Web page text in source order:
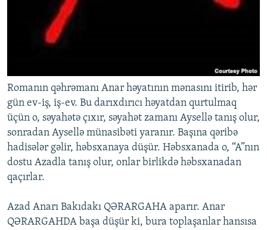
Romanın qəhrəmanı Anar həyatının mənasını itirib, hər
gün ev-iş, iş-ev. Bu darıxdırıcı həyatdan qurtulmaq
üçün o, səyahətə çıxır, səyahət zamanı Aysellə tanış olur,
sonradan Aysellə münasibəti yaranır. Başına qəribə
hadisələr gəlir, həbsxanaya düşür. Həbsxanada o, “A”nın
dostu Azadla tanış olur, onlar birlikdə həbsxanadan
qaçırlar.
Azad Anarı Bakıdakı QƏRARGAHA aparır. Anar
QƏRARGAHDA başa düşür ki, bura toplaşanlar hansısa